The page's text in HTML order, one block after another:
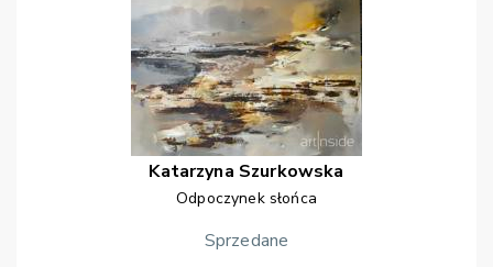
Katarzyna Szurkowska
Odpoczynek słońca
Sprzedane